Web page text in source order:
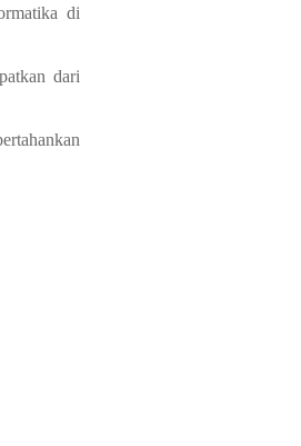
di
dari